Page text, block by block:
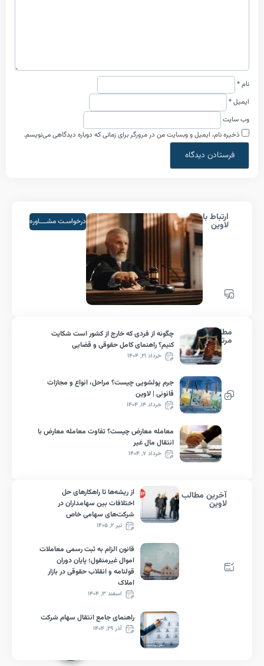
ایمیل و وبسایت من در مرورگر برای زمانی که دوباره دیدگاهی می‌نویسم.
درخواسـت مشــــاوره
چگونه از فردی که خارج از کشور است شکایت
کنیم؟ راهنمای کامل حقوقی و قضایی
خرداد ۲۱, ۱۴۰۴
جرم پولشویی چیست؟ مراحل، انواع و مجازات
قانونی | لاوین
خرداد ۱۴, ۱۴۰۴
معامله معارض چیست؟ تفاوت معامله معارض با
انتقال مال غیر
خرداد ۷, ۱۴۰۴
مطالب
از ریشه‌ها تا راهکارهای حل
اختلافات بین سهامداران در
شرکت‌های سهامی خاص
تیر ۲, ۱۴۰۵
قانون الزام به ثبت رسمی معاملات
اموال غیرمنقول؛ پایان دوران
قولنامه و انقلاب حقوقی در بازار
املاک
راهنمای جامع انتقال سهام شرکت
آذر ۲۹, ۱۴۰۴